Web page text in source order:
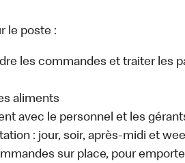
le poste :
les commandes et traiter les
aliments
avec le personnel et les
: jour, soir, après-midi et
sur place, pour